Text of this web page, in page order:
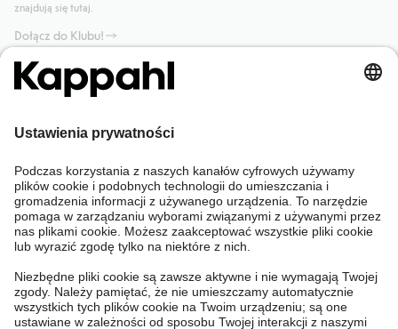
znajdują się tutaj.
Dołącz do Klubu!
Potrzebujesz pomocy?
Sklep internetowy
Częste pytania
Kappahl Club
Mój profil
O nas